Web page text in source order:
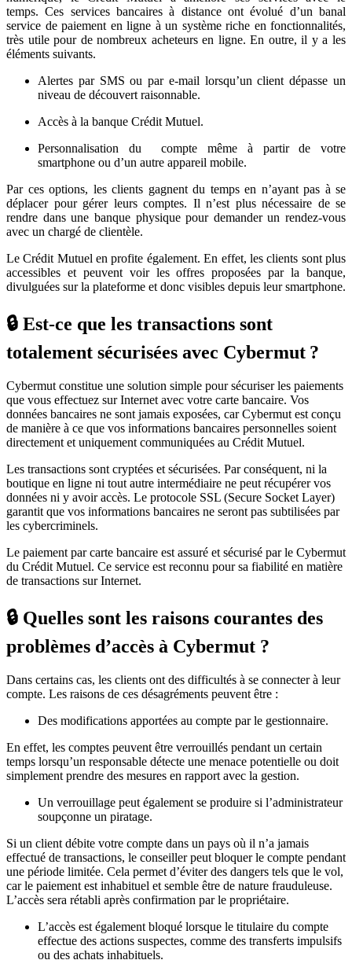
temps. Ces services bancaires à distance ont évolué d’un banal
service de paiement en ligne à un système riche en fonctionnalités,
très utile pour de nombreux acheteurs en ligne. En outre, il y a les
éléments suivants.
Alertes par SMS ou par e-mail lorsqu’un client dépasse un
niveau de découvert raisonnable.
Accès à la banque Crédit Mutuel.
Personnalisation du compte même à partir de votre
smartphone ou d’un autre appareil mobile.
Par ces options, les clients gagnent du temps en n’ayant pas à se
déplacer pour gérer leurs comptes. Il n’est plus nécessaire de se
rendre dans une banque physique pour demander un rendez-vous
avec un chargé de clientèle.
Le Crédit Mutuel en profite également. En effet, les clients sont plus
accessibles et peuvent voir les offres proposées par la banque,
divulguées sur la plateforme et donc visibles depuis leur smartphone.
🔒 Est-ce que les transactions sont
totalement sécurisées avec Cybermut ?
Cybermut constitue une solution simple pour sécuriser les paiements
que vous effectuez sur Internet avec votre carte bancaire. Vos
données bancaires ne sont jamais exposées, car Cybermut est conçu
de manière à ce que vos informations bancaires personnelles soient
directement et uniquement communiquées au Crédit Mutuel.
Les transactions sont cryptées et sécurisées. Par conséquent, ni la
boutique en ligne ni tout autre intermédiaire ne peut récupérer vos
données ni y avoir accès. Le protocole SSL (Secure Socket Layer)
garantit que vos informations bancaires ne seront pas subtilisées par
les cybercriminels.
Le paiement par carte bancaire est assuré et sécurisé par le Cybermut
du Crédit Mutuel. Ce service est reconnu pour sa fiabilité en matière
de transactions sur Internet.
🔒 Quelles sont les raisons courantes des
problèmes d’accès à Cybermut ?
Dans certains cas, les clients ont des difficultés à se connecter à leur
compte. Les raisons de ces désagréments peuvent être :
Des modifications apportées au compte par le gestionnaire.
En effet, les comptes peuvent être verrouillés pendant un certain
temps lorsqu’un responsable détecte une menace potentielle ou doit
simplement prendre des mesures en rapport avec la gestion.
Un verrouillage peut également se produire si l’administrateur
soupçonne un piratage.
Si un client débite votre compte dans un pays où il n’a jamais
effectué de transactions, le conseiller peut bloquer le compte pendant
une période limitée. Cela permet d’éviter des dangers tels que le vol,
car le paiement est inhabituel et semble être de nature frauduleuse.
L’accès sera rétabli après confirmation par le propriétaire.
L’accès est également bloqué lorsque le titulaire du compte
effectue des actions suspectes, comme des transferts impulsifs
ou des achats inhabituels.